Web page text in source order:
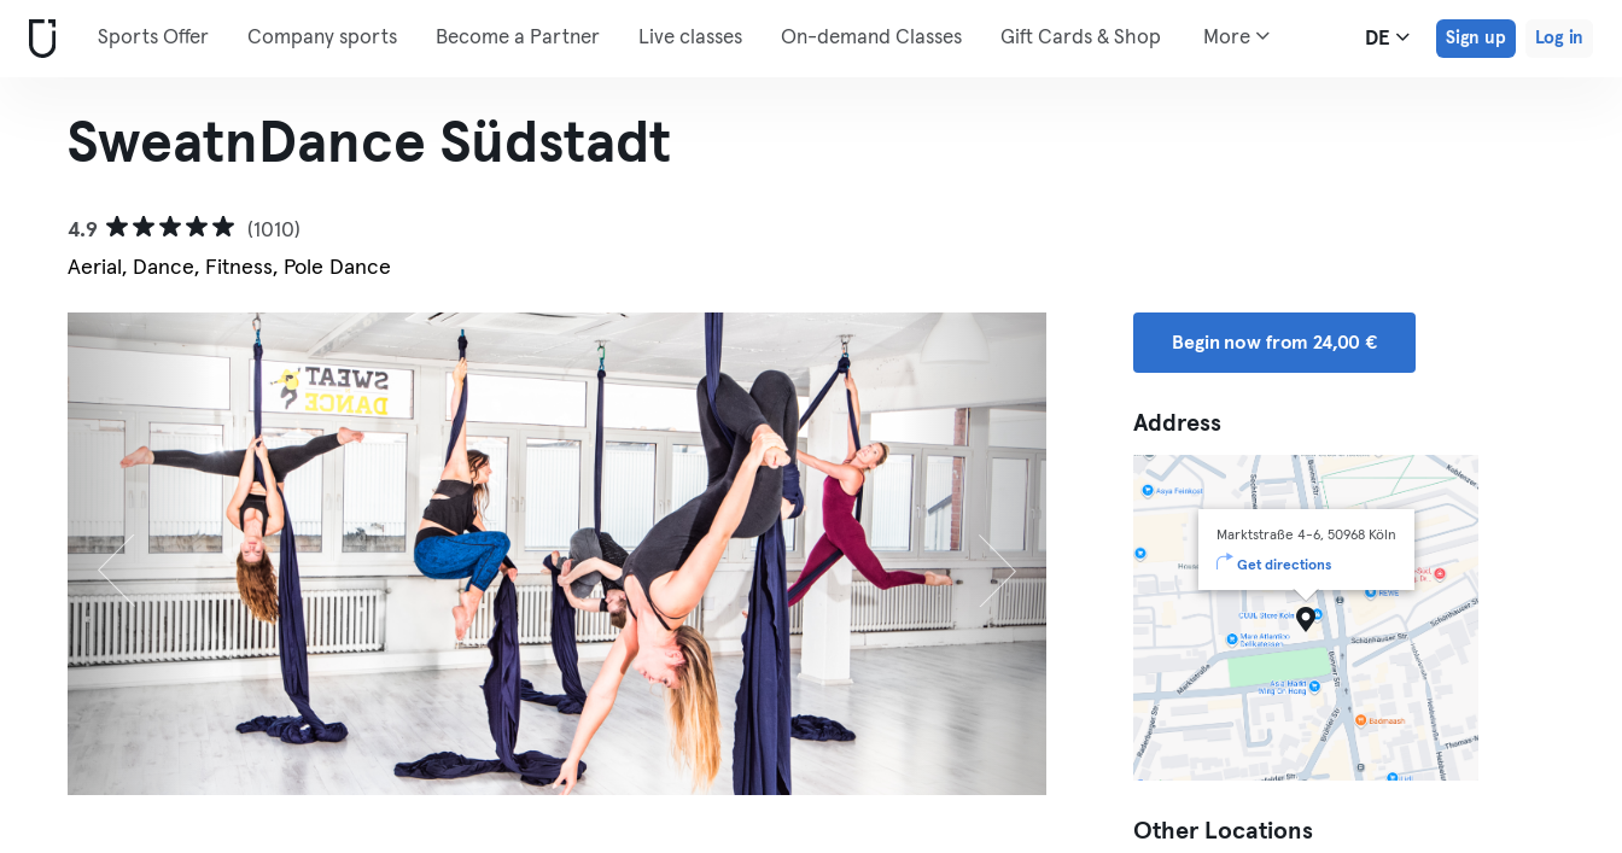
Sports Offer Company sports Become a Partner Live classes On-demand Classes Gift Cards & Shop More DE Sign up Log in
SweatnDance Südstadt
4.9
(1010)
Aerial, Dance, Fitness, Pole Dance
Begin now from 24,00 €
Address
Marktstraße 4-6, 50968 Köln
Get directions
Other Locations